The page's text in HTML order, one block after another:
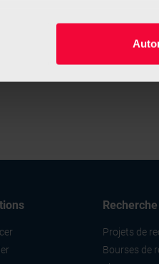
caractéristiques
Recherche
Projets de
Bourses de